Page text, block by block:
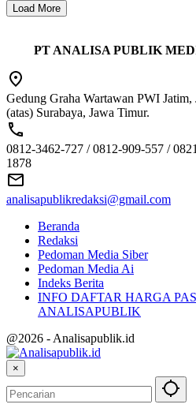
Load More
PT ANALISA PUBLIK
Gedung Graha Wartawan PWI
(atas) Surabaya, Jawa Timur.
0812-3462-727 / 0812-909-557 /
1878
analisapublikredaksi@gmail.com
Beranda
Redaksi
Pedoman Media Siber
Pedoman Media Ai
Indeks Berita
INFO DAFTAR HARGA
ANALISAPUBLIK
@2026 - Analisapublik.id
×